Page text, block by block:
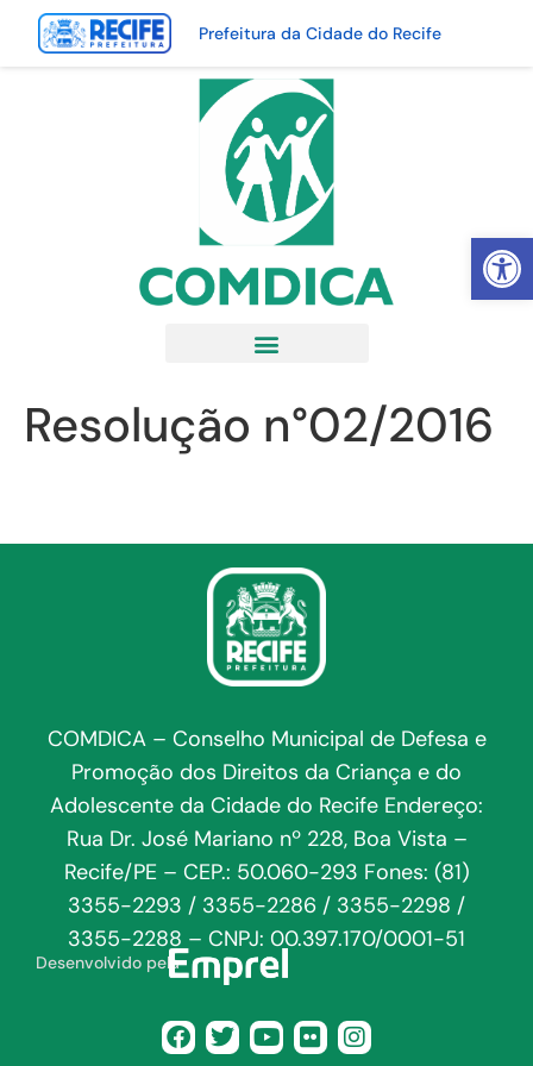
Abrir
Prefeitura da Cidade do Recife
Resolução n°02/2016
COMDICA – Conselho Municipal de Defesa e
Promoção dos Direitos da Criança e do
Adolescente da Cidade do Recife Endereço:
Rua Dr. José Mariano nº 228, Boa Vista –
Recife/PE – CEP.: 50.060-293 Fones: (81)
3355-2293 / 3355-2286 / 3355-2298 /
3355-2288 – CNPJ: 00.397.170/0001-51
Desenvolvido pela